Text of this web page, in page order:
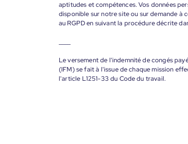
aptitudes et compétences. Vos données
disponible sur notre site ou sur demande à
au RGPD en suivant la procédure décrite
Le versement de l'indemnité de congés
(IFM) se fait à l'issue de chaque mission
l'article L1251-33 du Code du travail.